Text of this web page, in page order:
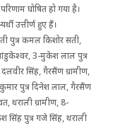
घोषित हो गया है।
उत्तीर्ण हुए हैं।
पुत्र कमल किशोर सती,
3-मुकेश लाल पुत्र
सिंह, गैरसैंण ग्रामीण,
पुत्र दिनेश लाल, गैरसैंण
थराली ग्रामीण, 8-
सिंह पुत्र गजे सिंह, थराली